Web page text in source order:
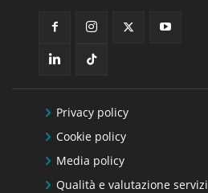
Privacy policy
Cookie policy
Media policy
Qualità e valutazione servizi